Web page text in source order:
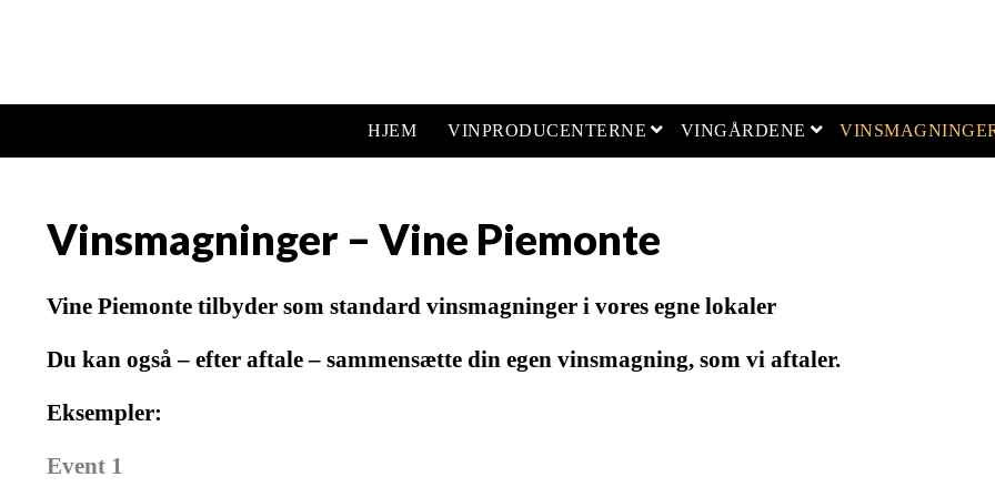
HJEM VINPRODUCENTERNE open menu
VINGÅRDENE open menu
Vinsmagninger – Vine Piemonte
Vine Piemonte tilbyder som standard vinsmagninger i vores egne lokaler
Du kan også – efter aftale – sammensætte din egen vinsmagning, som vi aftaler.
Eksempler:
Event 1